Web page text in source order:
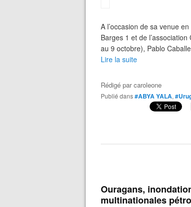
A l’occasion de sa venue
Barges 1 et de
au 9 octobre), Pablo
Lire la suite
Rédigé parcaroleone
Publié dans#ABYA YALA,
Ouragans,
multinationales